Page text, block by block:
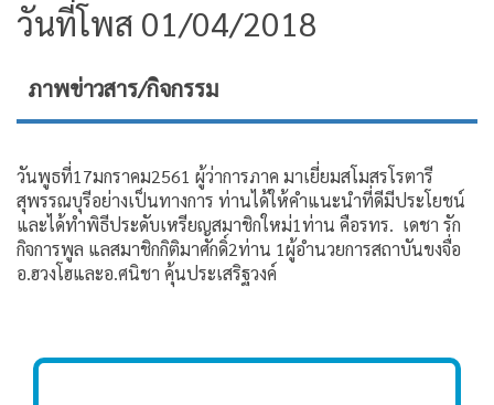
วันที่โพส 01/04/2018
ภาพข่าวสาร/กิจกรรม
วันพูธที่17มกราคม2561 ผู้ว่าการภาค มาเยี่ยมสโมสรโรตารี
สุพรรณบุรีอย่างเป็นทางการ ท่านได้ให้คําแนะนําที่ดีมีประโยชน์
และได้ทําพิธีประดับเหรียญสมาชิกใหม่1ท่าน คือรทร. เดชา รัก
กิจการพูล แลสมาชิกกิติมาศักดิ์2ท่าน 1ผู้อํานวยการสถาบันขงจื่อ
อ.ฮวงโฮและอ.ศนิชา คุ้นประเสริฐวงค์